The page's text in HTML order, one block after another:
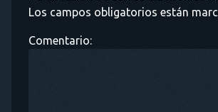
Los campos obligatorios están
Comentario: